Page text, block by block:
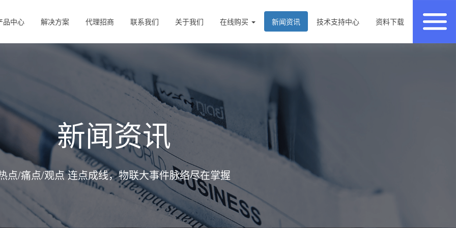
品中心 解决方案 代理招商 联系我们 关于我们 在线购买 新闻资讯 技术支持中心 资料下载
新闻资讯
点/痛点/观点 连点成线，物联大事件脉络尽在掌握